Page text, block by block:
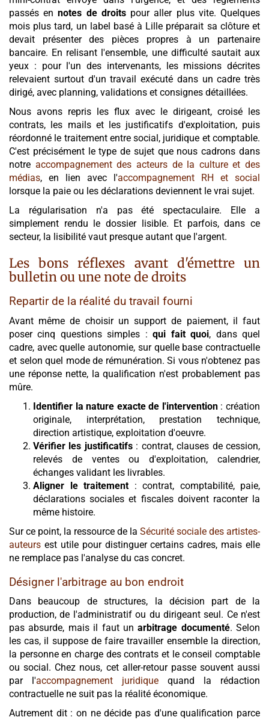
passés ennotes de droitspour aller plus vite. Quelques
mois plus tard, un label basé à Lille préparait sa clôture et
devait présenter des pièces propres à un partenaire
bancaire. En relisant l'ensemble, une difficulté sautait aux
yeux : pour l'un des intervenants, les missions décrites
relevaient surtout d'un travail exécuté dans un cadre très
dirigé, avec planning, validations et consignes détaillées.
Nous avons repris les flux avec le dirigeant, croisé les
contrats, les mails et les justificatifs d'exploitation, puis
réordonné le traitement entre social, juridique et comptable.
C'est précisément le type de sujet que nous cadrons dans
notre accompagnement des acteurs de la culture et des
médias, en lien avec l'accompagnement RH et social
lorsque la paie ou les déclarations deviennent le vrai sujet.
La régularisation n'a pas été spectaculaire. Elle a
simplement rendu le dossier lisible. Et parfois, dans ce
secteur, la lisibilité vaut presque autant que l'argent.
Les bons réflexes avant d'émettre un
bulletin ou une note de droits
Repartir de la réalité du travail fourni
Avant même de choisir un support de paiement, il faut
poser cinq questions simples :qui fait quoi, dans quel
cadre, avec quelle autonomie, sur quelle base contractuelle
et selon quel mode de rémunération. Si vous n'obtenez pas
une réponse nette, la qualification n'est probablement pas
mûre.
Identifier la nature exacte de l'intervention: création
originale, interprétation, prestation technique,
direction artistique, exploitation d'oeuvre.
Vérifier les justificatifs: contrat, clauses de cession,
relevés de ventes ou d'exploitation, calendrier,
échanges validant les livrables.
Aligner le traitement : contrat, comptabilité, paie,
déclarations sociales et fiscales doivent raconter la
même histoire.
Sur ce point, la ressource de la Sécurité sociale des artistes-
auteurs est utile pour distinguer certains cadres, mais elle
ne remplace pas l'analyse du cas concret.
Désigner l'arbitrage au bon endroit
Dans beaucoup de structures, la décision part de la
production, de l'administratif ou du dirigeant seul. Ce n'est
pas absurde, mais il faut unarbitrage documenté. Selon
les cas, il suppose de faire travailler ensemble la direction,
la personne en charge des contrats et le conseil comptable
ou social. Chez nous, cet aller-retour passe souvent aussi
par l'accompagnement juridique quand la rédaction
contractuelle ne suit pas la réalité économique.
Autrement dit : on ne décide pas d'une qualification parce